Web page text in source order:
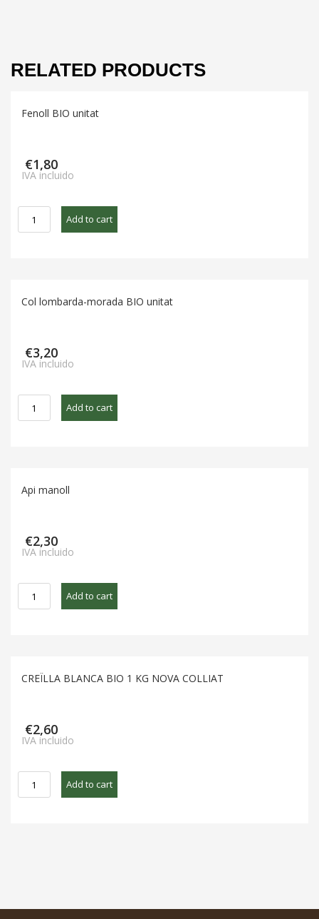
RELATED PRODUCTS
Fenoll BIO unitat
€1,80
IVA incluido
BIO
Add to cart
Col lombarda-morada BIO unitat
€3,20
IVA incluido
lombarda-
Add to cart
Api manoll
€2,30
IVA incluido
manoll
Add to cart
CREÏLLA BLANCA BIO 1 KG NOVA COLLIAT
€2,60
IVA incluido
BLANCA
Add to cart